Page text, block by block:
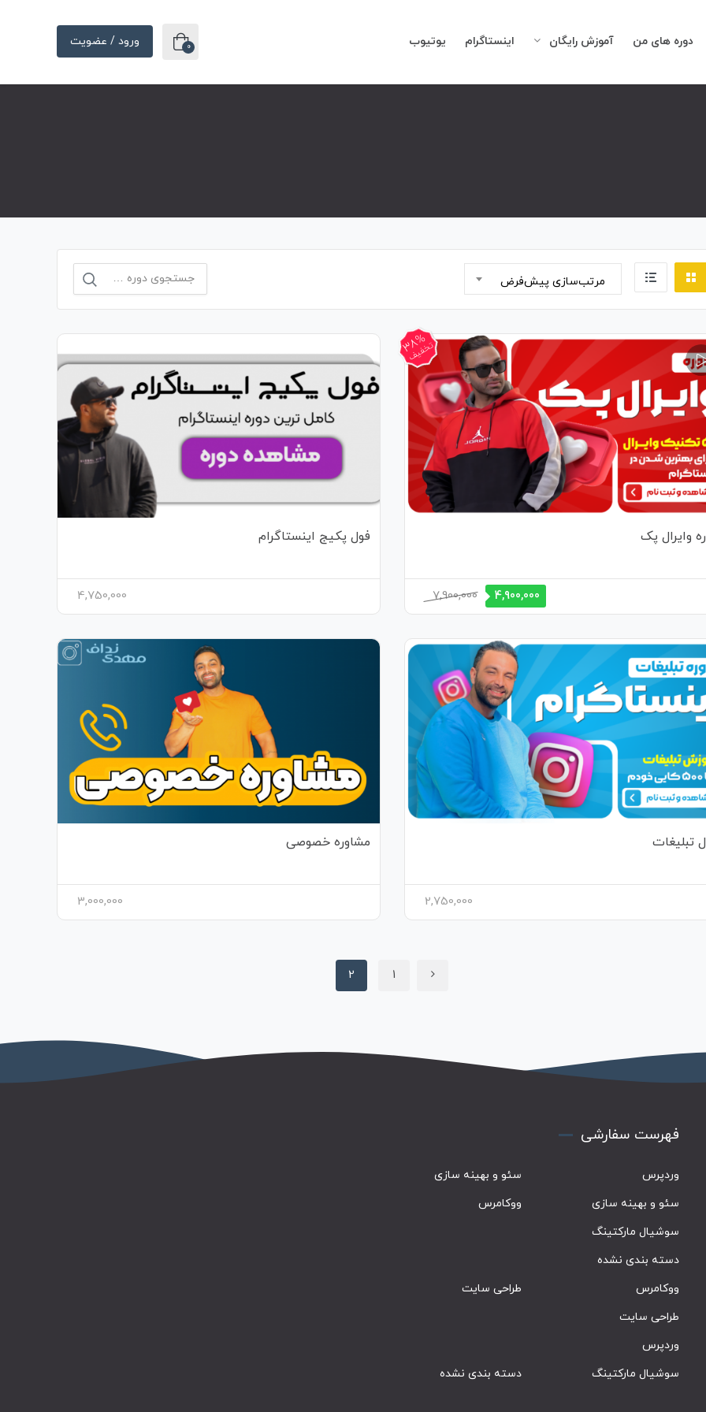
دوره های من آموزش رایگان اینستاگرام یوتیوب 0 ورود / عضویت
مرتب‌سازی پیش‌فرض
جستجو
38%
تخفیف
وایرال پک
7,900,000
قیمت
اصلی
بود.
4,900,000 قیمت
فعلی
است.
فول پکیج اینستاگرام
4,750,000
تبلیغات
2,750,000
مشاوره خصوصی
3,000,000
1
2
فهرست سفارشی
وردپرس
سئو و بهینه سازی
سوشیال مارکتینگ
دسته بندی نشده
سئو و بهینه سازی
ووکامرس
ووکامرس
طراحی سایت
وردپرس
طراحی سایت
سوشیال مارکتینگ دسته بندی نشده